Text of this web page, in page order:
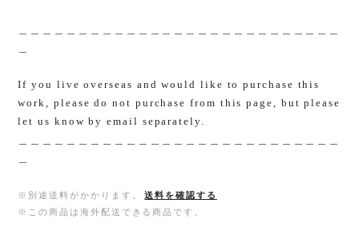
If you live overseas and would like to purchase this
work, please do not purchase from this page, but please
let us know by email separately.
※別途送料がかかります。
送料を確認する
※この商品は海外配送できる商品です。